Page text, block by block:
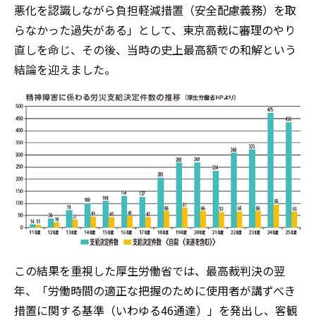
悪化を認識しながら負担軽減措置（安全配慮義務）を取
らなかった過失がある」として、東京高裁に審理のやり
直しを命じ、その後、当時の史上最高額での和解という
結論を迎えました。
この結果を重視した厚生労働省では、最高裁判決の翌
年、「労働時間の適正な把握のために使用者が講ずべき
措置に関する基準（いわゆる46通達）」を発出し、客観